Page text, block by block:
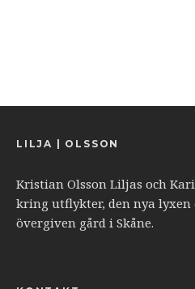
LILJA | OLSSON
Kristian Olsson Liljas och
kring utflykter, den nya lyxen
övergiven gård i Skåne.